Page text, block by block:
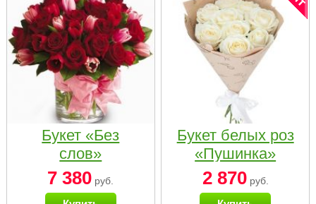
Букет «Без
слов»
7 380 руб.
Букет белых роз
«Пушинка»
2 870руб.